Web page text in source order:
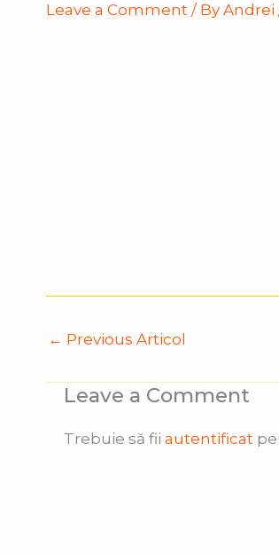
Leave a Comment / By Andrei
← Previous Articol
Leave a Comment
Trebuie să fii autentificat